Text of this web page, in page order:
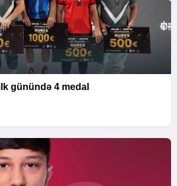
günündə 4 medal